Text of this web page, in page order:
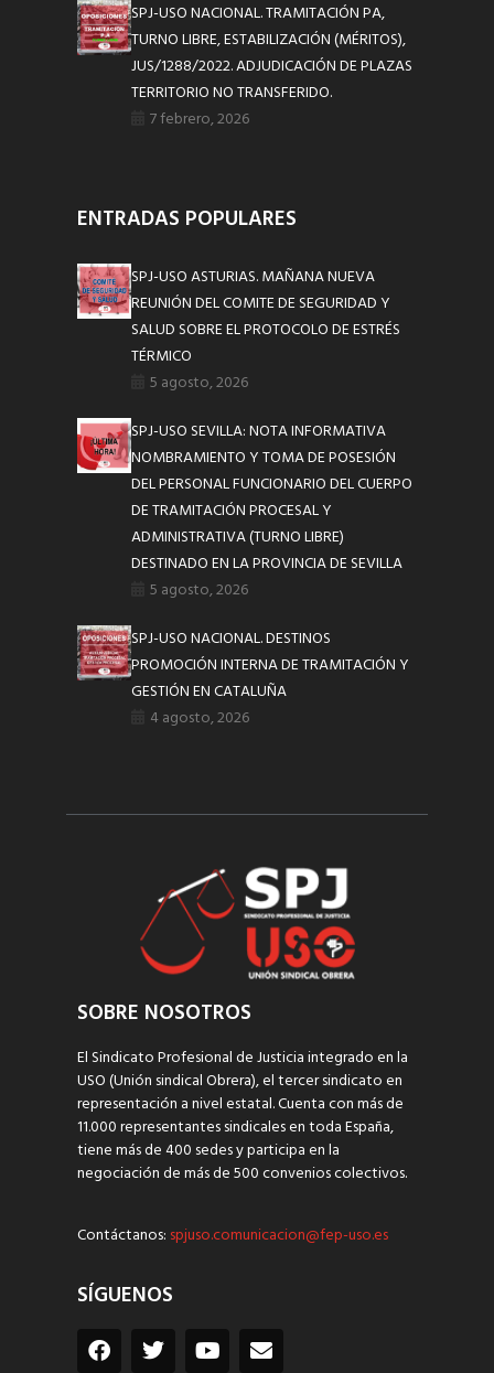
SPJ-USO NACIONAL. TRAMITACIÓN PA,
TURNO LIBRE, ESTABILIZACIÓN (MÉRITOS),
JUS/1288/2022. ADJUDICACIÓN DE PLAZAS
TERRITORIO NO TRANSFERIDO.
7 febrero, 2026
ENTRADAS POPULARES
SPJ-USO ASTURIAS. MAÑANA NUEVA
REUNIÓN DEL COMITE DE SEGURIDAD Y
SALUD SOBRE EL PROTOCOLO DE ESTRÉS
TÉRMICO
5 agosto, 2026
SPJ-USO SEVILLA: NOTA INFORMATIVA
NOMBRAMIENTO Y TOMA DE POSESIÓN
DEL PERSONAL FUNCIONARIO DEL CUERPO
DE TRAMITACIÓN PROCESAL Y
ADMINISTRATIVA (TURNO LIBRE)
DESTINADO EN LA PROVINCIA DE SEVILLA
5 agosto, 2026
SPJ-USO NACIONAL. DESTINOS
PROMOCIÓN INTERNA DE TRAMITACIÓN Y
GESTIÓN EN CATALUÑA
4 agosto, 2026
SOBRE NOSOTROS
El Sindicato Profesional de Justicia integrado en la
USO (Unión sindical Obrera), el tercer sindicato en
representación a nivel estatal. Cuenta con más de
11.000 representantes sindicales en toda España,
tiene más de 400 sedes y participa en la
negociación de más de 500 convenios colectivos.
Contáctanos: spjuso.comunicacion@fep-uso.es
SÍGUENOS